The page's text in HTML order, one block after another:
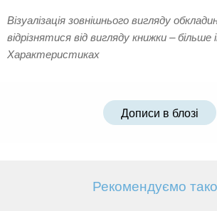
Візуалізація зовнішнього вигляду
відрізнятися від вигляду книжки – більше
Характеристиках
Дописи в блозі
Рекомендуємо